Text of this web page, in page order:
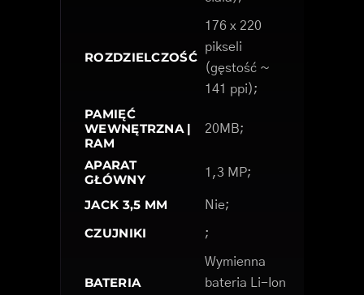
ROZDZIELCZOŚĆ
176 x 220
pikseli
(gęstość ~
141 ppi);
PAMIĘĆ
WEWNĘTRZNA |
RAM
20MB;
APARAT
GŁÓWNY
1,3 MP;
JACK 3,5 MM Nie;
CZUJNIKI ;
BATERIA
Wymienna
bateria Li-Ion